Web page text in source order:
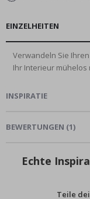
EINZELHEITEN
Verwandeln Sie
Ihr Interieur mühelos
INSPIRATIE
BEWERTUNGEN (1)
Echte
Teile